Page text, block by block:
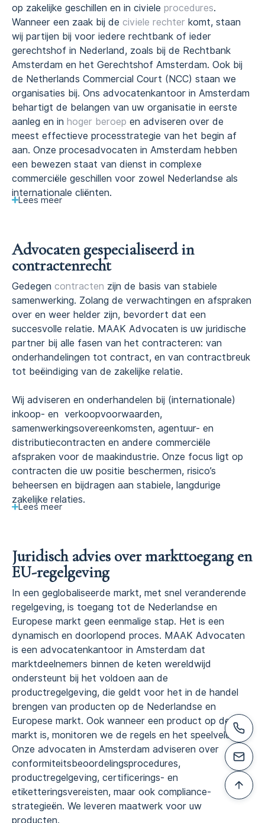
op zakelijke geschillen en in civiele procedures.
Wanneer een zaak bij de civiele rechter komt, staan
wij partijen bij voor iedere rechtbank of ieder
gerechtshof in Nederland, zoals bij de Rechtbank
Amsterdam en het Gerechtshof Amsterdam. Ook bij
de Netherlands Commercial Court (NCC) staan we
organisaties bij. Ons advocatenkantoor in Amsterdam
behartigt de belangen van uw organisatie in eerste
aanleg en in hoger beroep en adviseren over de
meest effectieve processtrategie van het begin af
aan. Onze procesadvocaten in Amsterdam hebben
een bewezen staat van dienst in complexe
commerciële geschillen voor zowel Nederlandse als
internationale cliënten.
Leesmeer
Advocaten gespecialiseerd in
contractenrecht
Gedegen contracten zijn de basis van stabiele
samenwerking. Zolang de verwachtingen en afspraken
over en weer helder zijn, bevordert dat een
succesvolle relatie. MAAK Advocaten is uw juridische
partner bij alle fasen van het contracteren: van
onderhandelingen tot contract, en van contractbreuk
tot beëindiging van de zakelijke relatie.
Wij adviseren en onderhandelen bij (internationale)
inkoop- en verkoopvoorwaarden,
samenwerkingsovereenkomsten, agentuur- en
distributiecontracten en andere commerciële
afspraken voor de maakindustrie. Onze focus ligt op
contracten die uw positie beschermen, risico’s
beheersen en bijdragen aan stabiele, langdurige
zakelijke relaties.
Leesmeer
Juridisch advies over markttoegang en
EU-regelgeving
In een geglobaliseerde markt, met snel veranderende
regelgeving, is toegang tot de Nederlandse en
Europese markt geen eenmalige stap. Het is een
dynamisch en doorlopend proces. MAAK Advocaten
is een advocatenkantoor in Amsterdam dat
marktdeelnemers binnen de keten wereldwijd
ondersteunt bij het voldoen aan de
productregelgeving, die geldt voor het in de handel
brengen van producten op de Nederlandse en
Europese markt. Ook wanneer een product op de
markt is, monitoren we de regels en het speelveld.
Onze advocaten in Amsterdam adviseren over
conformiteitsbeoordelingsprocedures,
productregelgeving, certificerings- en
etiketteringsvereisten, maar ook compliance-
strategieën. We leveren maatwerk voor uw
producten.